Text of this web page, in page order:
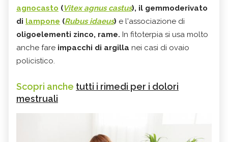
agnocasto (Vitex agnus castus), il gemmoderivato
di lampone (Rubus idaeus) e l'associazione di
oligoelementi zinco, rame. In fitoterpia si usa molto
anche fare impacchi di argilla nei casi di ovaio
policistico.
Scopri anche tutti i rimedi per i dolori
mestruali